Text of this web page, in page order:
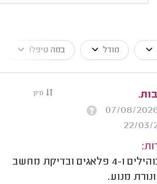
מודל במה טיפלו
מיון
החלפת 2 כוהילים ו-4 פלאגים ובדיקת מחשב
מנוע.